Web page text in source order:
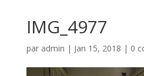
IMG_4977
par admin | Jan 15, 2018 | 0